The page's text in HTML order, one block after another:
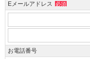
Eメールアドレス 必須
お電話番号